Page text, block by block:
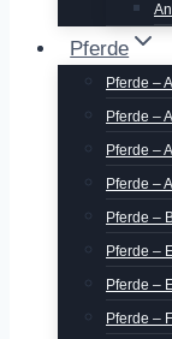
Pferde
Pferde –
Pferde –
Pferde –
Pferde –
Pferde –
Pferde –
Pferde –
Pferde –